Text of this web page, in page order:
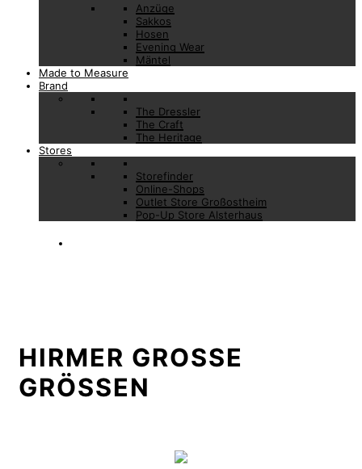
Anzüge
Sakkos
Hosen
Evening Wear
Mäntel
Made to Measure
Brand
The Dressler
The Craft
The Heritage
Stores
Storefinder
Online-Shops
Outlet Store Großostheim
Pop-Up Store Alsterhaus
HIRMER GROSSE G
RÖSSEN